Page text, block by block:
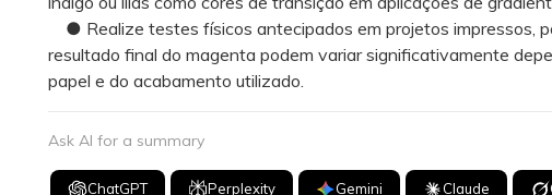
● Realize testes físicos antecipados em projetos impressos,
resultado final do magenta podem variar significativamente
papel e do acabamento utilizado.
Ask AI for a summary
ChatGPT Perplexity Gemini Claude